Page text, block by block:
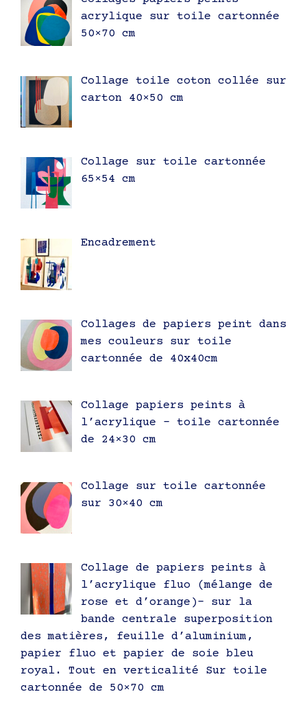
acrylique sur toile cartonnée
50×70 cm
Collage toile coton collée sur
carton 40×50 cm
Collage sur toile cartonnée
65×54 cm
Encadrement
Collages de papiers peint dans
mes couleurs sur toile
cartonnée de 40x40cm
Collage papiers peints à
l’acrylique – toile cartonnée
de 24×30 cm
Collage sur toile cartonnée
sur 30×40 cm
Collage de papiers peints à
l’acrylique fluo (mélange de
rose et d’orange)- sur la
bande centrale superposition
des matières, feuille d’aluminium,
papier fluo et papier de soie bleu
royal. Tout en verticalité Sur toile
cartonnée de 50×70 cm